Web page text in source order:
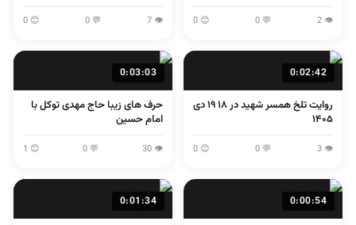
👁 2
💬 0
😊 0
👁 7
💬 0
😊 0
0:02:42
روایت تلخ همسر شهید در ۱۸ ۱۹ دی
۱۴۰۵
👁 3
💬 0
😊 0
0:03:03
حرف های زیبا حاج مهدی توکل با
امام حسین
👁 30
💬 0
😊 1
0:00:54
0:01:34